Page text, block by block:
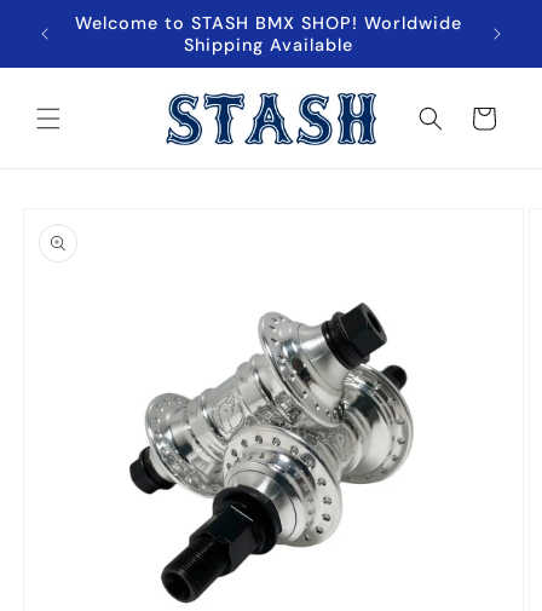
跳至內
容
Welcome to STASH BMX SHOP! Worldwide
Shipping Available
超商
物
略過產
品資訊